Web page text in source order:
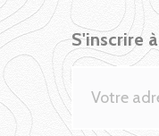
S'inscrire